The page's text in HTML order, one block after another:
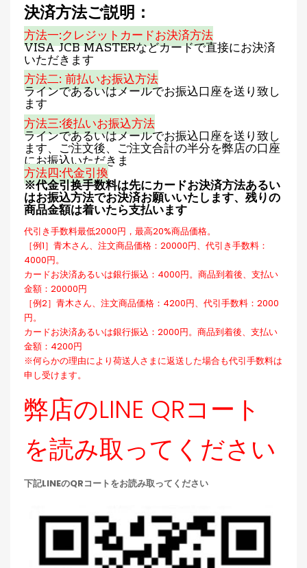
決済方法ご説明：
方法一:クレジットカードお決済方法
VISA JCB MASTERなどカードで直接にお決済
いただきます
方法二: 前払いお振込方法
ラインであるいはメールでお振込口座を送り致し
ます
方法三:後払いお振込方法
ラインであるいはメールでお振込口座を送り致し
ます、ご注文後、ご注文合計の半分を弊店の口座
にお振込いただきま
方法四:代金引換
※代金引换手数料は先にカードお決済方法あるい
はお振込方法でお決済お願いいたします、残りの
商品金額は着いたら支払います
代引き手数料最低2000円，最高20%商品価格。
［例1］青木さん、注文商品価格：20000円、代引き手数料：
4000円。
カードお決済あるいは銀行振込：4000円。商品到着後、支払い
金額：20000円
［例2］青木さん、注文商品価格：4200円、代引手数料：2000
円。
カードお決済あるいは銀行振込：2000円。商品到着後、支払い
金額：4200円
※何らかの理由により荷送人さまに返送した場合も代引手数料は
申し受けます。
弊店のLINE QRコート
を読み取ってください
下記LINEのQRコートをお読み取ってください